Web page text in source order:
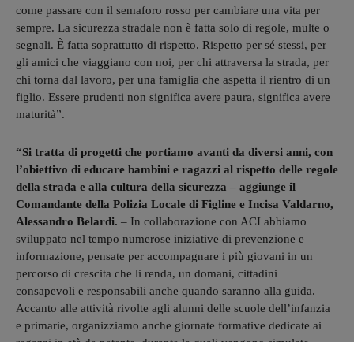
come passare con il semaforo rosso per cambiare una vita per
sempre. La sicurezza stradale non è fatta solo di regole, multe o
segnali. È fatta soprattutto di rispetto. Rispetto per sé stessi, per
gli amici che viaggiano con noi, per chi attraversa la strada, per
chi torna dal lavoro, per una famiglia che aspetta il rientro di un
figlio. Essere prudenti non significa avere paura, significa avere
maturità”.
“Si tratta di progetti che portiamo avanti da diversi anni, con
l’obiettivo di educare bambini e ragazzi al rispetto delle regole
della strada e alla cultura della sicurezza – aggiunge il
Comandante della Polizia Locale di Figline e Incisa Valdarno,
Alessandro Belardi. – In collaborazione con ACI abbiamo
sviluppato nel tempo numerose iniziative di prevenzione e
informazione, pensate per accompagnare i più giovani in un
percorso di crescita che li renda, un domani, cittadini
consapevoli e responsabili anche quando saranno alla guida.
Accanto alle attività rivolte agli alunni delle scuole dell’infanzia
e primarie, organizziamo anche giornate formative dedicate ai